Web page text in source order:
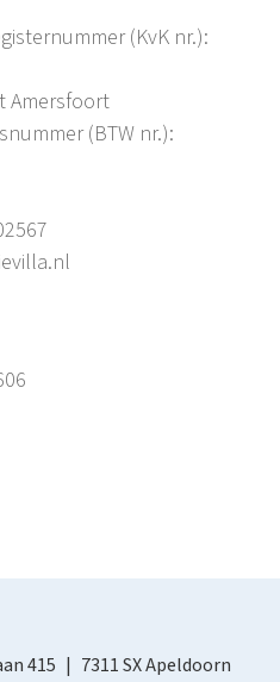
(KvK nr.):
Amersfoort
(BTW nr.):
415
7311 SX Apeldoorn